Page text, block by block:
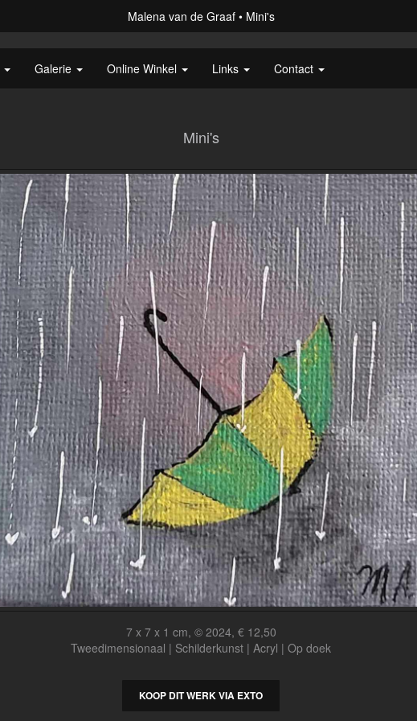
Malena van de Graaf Mini's
Galerie Online Winkel Links Contact
Mini's
7 x 7 x 1 cm, © 2024, € 12,50
Tweedimensionaal | Schilderkunst | Acryl | Op doek
KOOP DIT WERK VIA EXTO